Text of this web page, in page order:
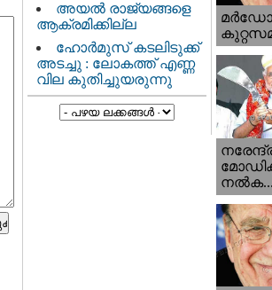
അയൽ രാജ്യങ്ങളെ
ആക്രമിക്കില്ല
ഹോർമുസ് കടലിടുക്ക്
അടച്ചു : ലോകത്ത് എണ്ണ
വില കുതിച്ചുയരുന്നു
നൽക...